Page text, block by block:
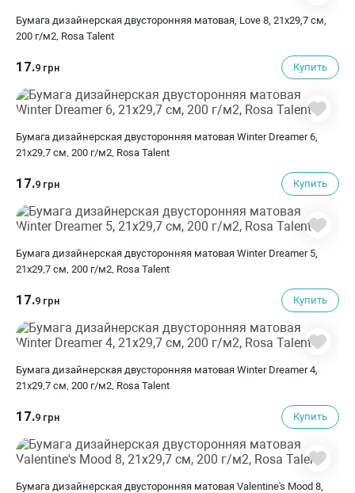
Бумага дизайнерская двусторонняя матовая, Love 8, 21х29,7 см,
200 г/м2, Rosa Talent
17.9 грн Купить
Бумага дизайнерская двусторонняя матовая Winter Dreamer 6,
21х29,7 см, 200 г/м2, Rosa Talent
17.9 грн Купить
Бумага дизайнерская двусторонняя матовая Winter Dreamer 5,
21х29,7 см, 200 г/м2, Rosa Talent
17.9 грн Купить
Бумага дизайнерская двусторонняя матовая Winter Dreamer 4,
21х29,7 см, 200 г/м2, Rosa Talent
17.9 грн Купить
Бумага дизайнерская двусторонняя матовая Valentine's Mood 8,